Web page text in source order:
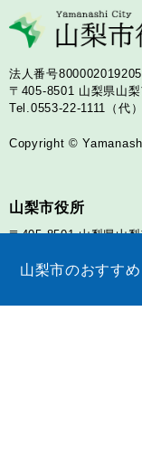
山梨市のおすすめ
法人番号
〒405-8501 山梨県山
Tel.0553-22-1111（代）
Copyright ©
山梨市役所
〒405-8501 山梨県山
アクセス
お